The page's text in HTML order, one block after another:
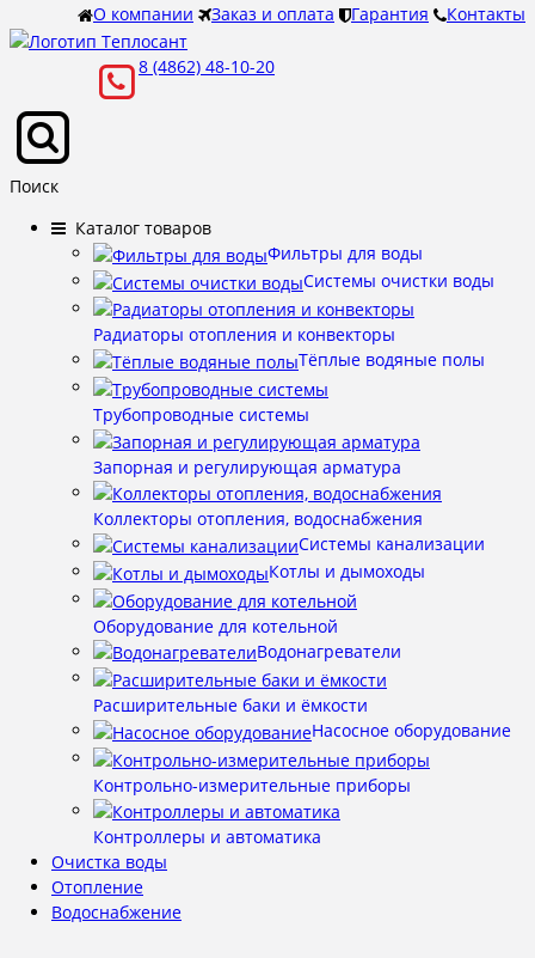
О компании Заказ и оплата Гарантия Контакты
8 (4862) 48-10-20
Поиск
Каталог товаров
Фильтры для воды
Системы очистки воды
Радиаторы отопления и конвекторы
Тёплые водяные полы
Трубопроводные системы
Запорная и регулирующая арматура
Коллекторы отопления, водоснабжения
Системы канализации
Котлы и дымоходы
Оборудование для котельной
Водонагреватели
Расширительные баки и ёмкости
Насосное оборудование
Контрольно-измерительные приборы
Контроллеры и автоматика
Очистка воды
Отопление
Водоснабжение